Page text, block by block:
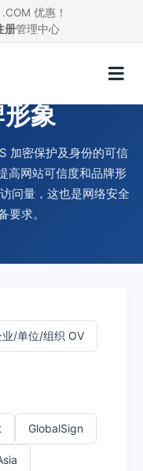
优惠！
册管理中心
升网站安
象
加密保护及身份的可信
高网站可信度和品牌形
问量，这也是网络安全
要求。
业/单位/组织 OV
GlobalSign